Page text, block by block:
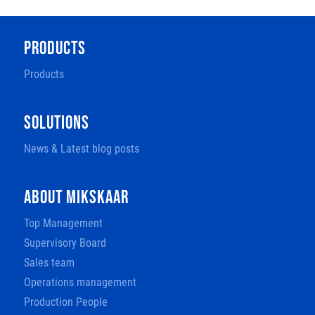
PRODUCTS
Products
SOLUTIONS
News & Latest blog posts
ABOUT MIKSKAAR
Top Management
Supervisory Board
Sales team
Operations management
Production People